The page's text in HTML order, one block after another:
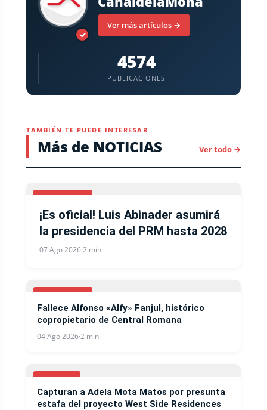
✓
Ver más artículos →
4574
PUBLICACIONES
TAMBIÉN TE PUEDE INTERESAR
Más de NOTICIAS Ver todo →
NACIONALES
¡Es oficial! Luis Abinader asumirá
la presidencia del PRM hasta 2028
07 Ago 2026·2 min
NACIONALES
Fallece Alfonso «Alfy» Fanjul, histórico
copropietario de Central Romana
04 Ago 2026·2 min
NOTICIAS
Capturan a Adela Mota Matos por presunta
estafa del proyecto West Side Residences